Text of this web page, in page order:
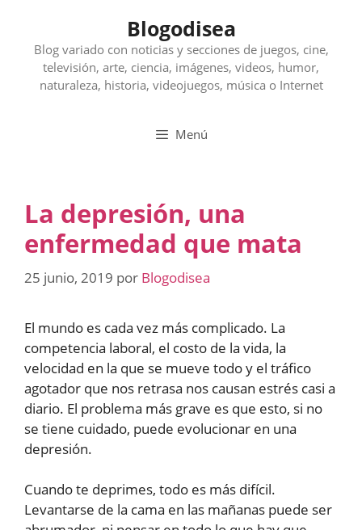
contenido
Blogodisea
Blog variado con noticias y secciones de juegos, cine,
televisión, arte, ciencia, imágenes, videos, humor,
naturaleza, historia, videojuegos, música o Internet
Menú
La depresión, una
enfermedad que mata
25 junio, 2019 por Blogodisea
El mundo es cada vez más complicado. La
competencia laboral, el costo de la vida, la
velocidad en la que se mueve todo y el tráfico
agotador que nos retrasa nos causan estrés casi a
diario. El problema más grave es que esto, si no
se tiene cuidado, puede evolucionar en una
depresión.
Cuando te deprimes, todo es más difícil.
Levantarse de la cama en las mañanas puede ser